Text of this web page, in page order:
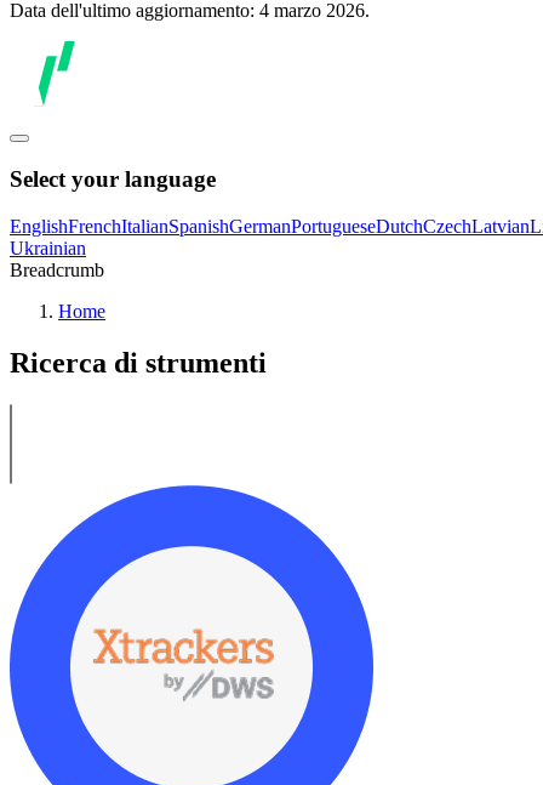
Data dell'ultimo aggiornamento: 4 marzo 2026.
Select your language
EnglishFrenchItalianSpanishGermanPortugueseDutchCzechLatvian
Ukrainian
Breadcrumb
Home
Ricerca di strumenti